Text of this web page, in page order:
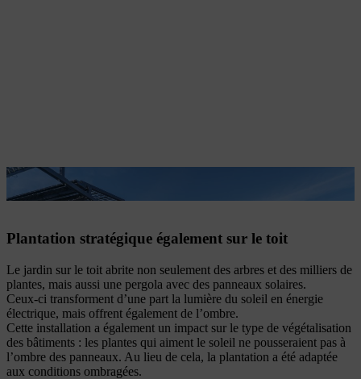
Les panneaux solaires fournissent de l’ombre aux plantes.
Plantation stratégique également sur le toit
Le jardin sur le toit abrite non seulement des arbres et des milliers de
plantes, mais aussi une pergola avec des panneaux solaires.
Ceux-ci transforment d’une part la lumière du soleil en énergie
électrique, mais offrent également de l’ombre.
Cette installation a également un impact sur le type de végétalisation
des bâtiments : les plantes qui aiment le soleil ne pousseraient pas à
l’ombre des panneaux. Au lieu de cela, la plantation a été adaptée
aux conditions ombragées.